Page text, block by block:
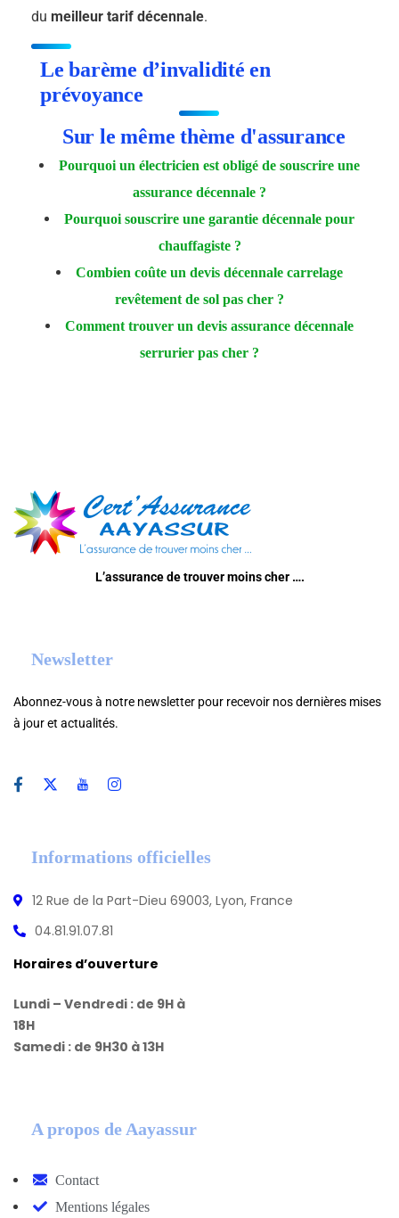
du meilleur tarif décennale.
Le barème d’invalidité en
prévoyance
Sur le même thème d'assurance
Pourquoi un électricien est obligé de souscrire une
assurance décennale ?
Pourquoi souscrire une garantie décennale pour
chauffagiste ?
Combien coûte un devis décennale carrelage
revêtement de sol pas cher ?
Comment trouver un devis assurance décennale
serrurier pas cher ?
L’assurance de trouver moins cher ….
Newsletter
Abonnez-vous à notre newsletter pour recevoir nos dernières mises
à jour et actualités.
Informations officielles
12 Rue de la Part-Dieu 69003, Lyon, France
04.81.91.07.81
Horaires d’ouverture
Lundi – Vendredi : de 9H à
18H
Samedi : de 9H30 à 13H
A propos de Aayassur
Contact
Mentions légales